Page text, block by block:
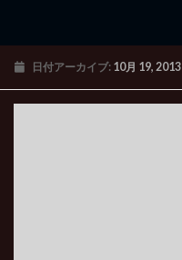
日付アーカイブ: 10月 19, 2013